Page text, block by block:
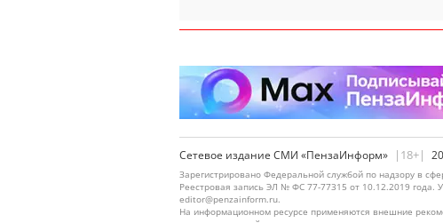
Сетевое издание СМИ «ПензаИнформ» |18+|
Зарегистрировано Федеральной службой по надзору в
Реестровая запись ЭЛ № ФС 77-77315 от 10.12.2019
editor@penzainform.ru.
На информационном ресурсе применяются внешние